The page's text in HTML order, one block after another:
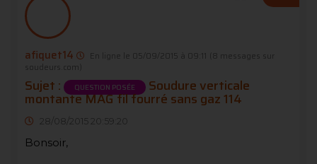
afiquet14 En ligne le 05/09/2015 à 09:11
(8 messages sur
soudeurs.com)
Sujet : QUESTION POSÉE Soudure verticale
montante MAG fil fourré sans gaz 114
28/08/2015 20:59:20
Bonsoir,